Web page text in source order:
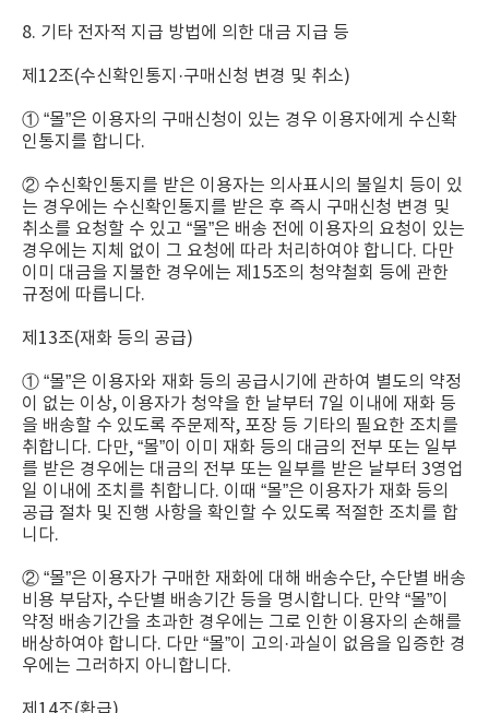
8. 기타 전자적 지급 방법에 의한 대금 지급 등
제12조(수신확인통지·구매신청 변경 및 취소)
① “몰”은 이용자의 구매신청이 있는 경우 이용자에게 수신확
인통지를 합니다.
② 수신확인통지를 받은 이용자는 의사표시의 불일치 등이 있
는 경우에는 수신확인통지를 받은 후 즉시 구매신청 변경 및
취소를 요청할 수 있고 “몰”은 배송 전에 이용자의 요청이 있는
경우에는 지체 없이 그 요청에 따라 처리하여야 합니다. 다만
이미 대금을 지불한 경우에는 제15조의 청약철회 등에 관한
규정에 따릅니다.
제13조(재화 등의 공급)
① “몰”은 이용자와 재화 등의 공급시기에 관하여 별도의 약정
이 없는 이상, 이용자가 청약을 한 날부터 7일 이내에 재화 등
을 배송할 수 있도록 주문제작, 포장 등 기타의 필요한 조치를
취합니다. 다만, “몰”이 이미 재화 등의 대금의 전부 또는 일부
를 받은 경우에는 대금의 전부 또는 일부를 받은 날부터 3영업
일 이내에 조치를 취합니다. 이때 “몰”은 이용자가 재화 등의
공급 절차 및 진행 사항을 확인할 수 있도록 적절한 조치를 합
니다.
② “몰”은 이용자가 구매한 재화에 대해 배송수단, 수단별 배송
비용 부담자, 수단별 배송기간 등을 명시합니다. 만약 “몰”이
약정 배송기간을 초과한 경우에는 그로 인한 이용자의 손해를
배상하여야 합니다. 다만 “몰”이 고의·과실이 없음을 입증한 경
우에는 그러하지 아니합니다.